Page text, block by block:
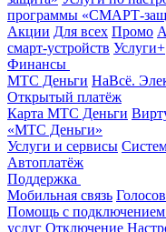
программы «СМАРТ-
Акции Для всех Промо
смарт-устройств Услуги+
Финансы
МТС Деньги НаВсё.
Открытый платёж
Карта МТС Деньги
«МТС Деньги»
Услуги и сервисы
Автоплатёж
Поддержка
Мобильная связь
Помощь с подключением
услуг Отключение